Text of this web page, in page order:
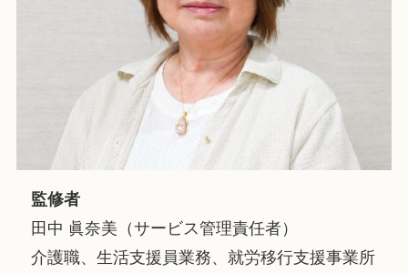
監修者
田中 眞奈美（サービス管理責任者）
介護職、生活支援員業務、就労移行支援事業所